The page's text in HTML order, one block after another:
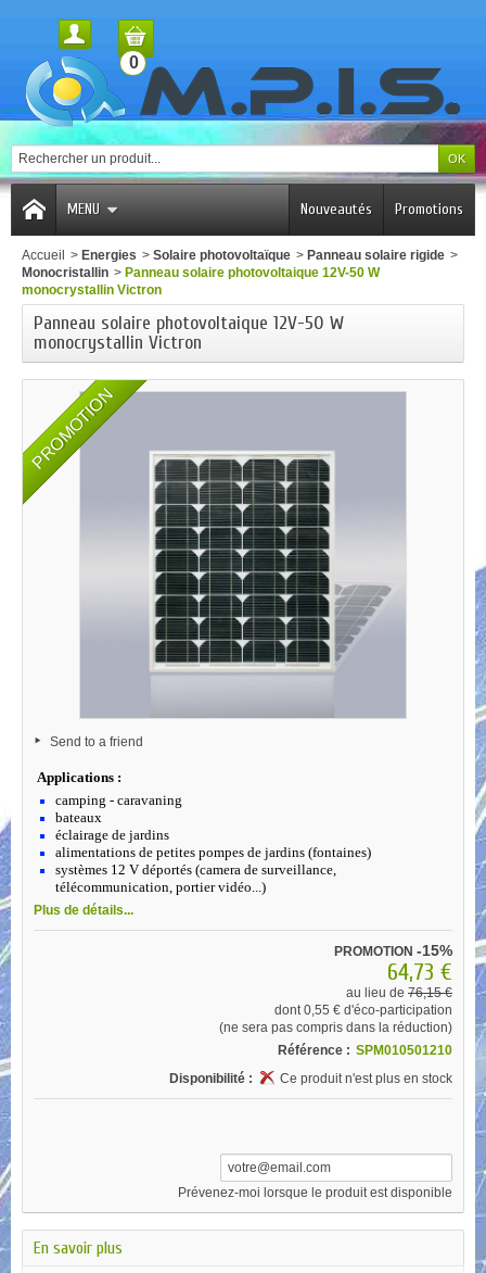
0
MENU Promotions
Nouveautés
Accueil > Energies > Solaire photovoltaïque > Panneau solaire rigide >
Monocristall​in > Panneau solaire photovoltaique 12V-50 W
monocrystallin Victron
Panneau solaire photovoltaique 12V-50 W
monocrystallin Victron
PROMOTION
Send to a friend
Applications :
camping - caravaning
bateaux
éclairage de jardins
alimentations de petites pompes de jardins (fontaines)
systèmes 12 V déportés (camera de surveillance,
télécommunication, portier vidéo...)
Plus de détails...
PROMOTION -15%
64,73 €
au lieu de 76,15 €
dont0,55 € d'éco-participation
(ne sera pas compris dans la réduction)
Référence : SPM010501210
Disponibilité :
Ce produit n'est plus en stock
Prévenez-moi lorsque le produit est disponible
En savoir plus